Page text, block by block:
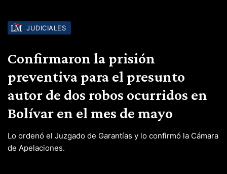
JUDICIALES
Confirmaron la prisión
preventiva para el presunto
autor de dos robos ocurridos en
Bolívar en el mes de mayo
Lo ordenó el Juzgado de Garantías y lo confirmó la Cámara
de Apelaciones.